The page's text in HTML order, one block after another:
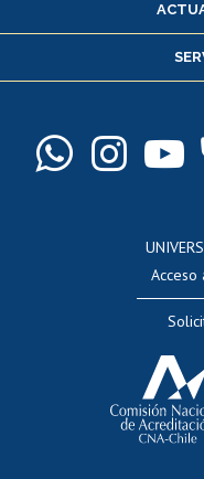
Pago de
Cursos
Acceso